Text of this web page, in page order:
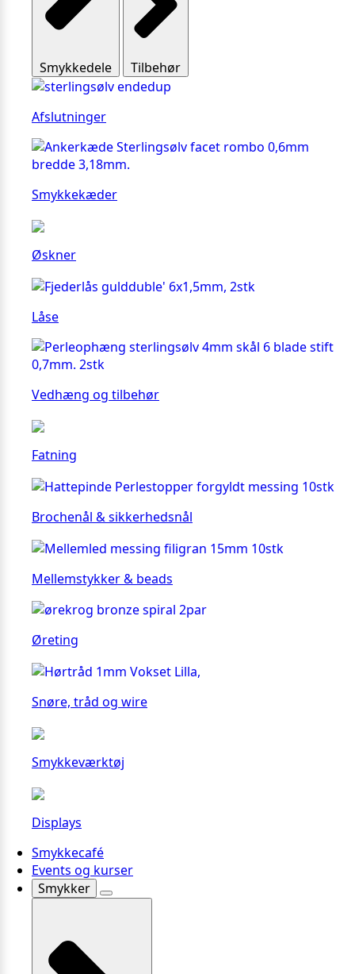
Smykkedele Tilbehør
Afslutninger
Smykkekæder
Øskner
Låse
Vedhæng og tilbehør
Fatning
Brochenål & sikkerhedsnål
Mellemstykker & beads
Øreting
Snøre, tråd og wire
Smykkeværktøj
Displays
Smykkecafé
Events og kurser
Smykker